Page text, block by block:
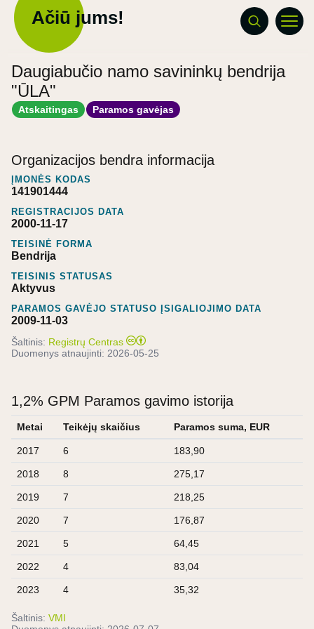
Ačiū jums!
Daugiabučio namo savininkų bendrija
"ŪLA"
Atskaitingas Paramos gavėjas
Organizacijos bendra informacija
ĮMONĖS KODAS
141901444
REGISTRACIJOS DATA
2000-11-17
TEISINĖ FORMA
Bendrija
TEISINIS STATUSAS
Aktyvus
PARAMOS GAVĖJO STATUSO ĮSIGALIOJIMO DATA
2009-11-03
Šaltinis: Registrų Centras
Duomenys atnaujinti: 2026-05-25
1,2% GPM Paramos gavimo istorija
Metai Teikėjų skaičius Paramos suma, EUR
2017 6 183,90
2018 8 275,17
2019 7 218,25
2020 7 176,87
2021 5 64,45
2022 4 83,04
2023 4 35,32
Šaltinis: VMI